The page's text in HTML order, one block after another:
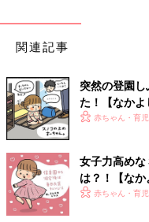
関連記事
突然の登園
た！【なかよ
赤ちゃん・育児
女子力高め
は？！【なか
赤ちゃん・育児